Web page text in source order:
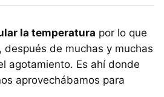
la temperatura por lo que
después de muchas y muchas
agotamiento. Es ahí donde
aprovechábamos para